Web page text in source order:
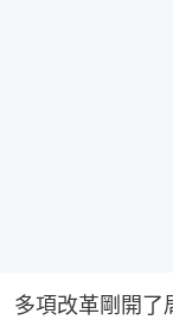
多項改革剛開了